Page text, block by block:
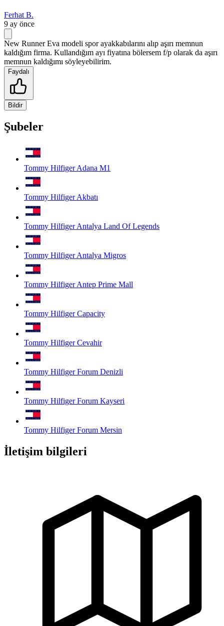
Ferhat B.
9 ay önce
New Runner Eva modeli spor ayakkabılarını alıp aşırı memnun
kaldığım firma. Kullandığım ayı fiyatına bölersem f/p olarak da aşırı
memnun kaldığımı söyleyebilirim.
Faydalı
Bildir
Şubeler
Tommy Hilfiger Adana M1
Tommy Hilfiger Akbatı
Tommy Hilfiger Antalya Land Of Legends
Tommy Hilfiger Antalya Migros
Tommy Hilfiger Antep Prime Mall
Tommy Hilfiger Capacity
Tommy Hilfiger Cevahir
Tommy Hilfiger Forum Denizli
Tommy Hilfiger Forum Kayseri
Tommy Hilfiger Forum Mersin
İletişim bilgileri